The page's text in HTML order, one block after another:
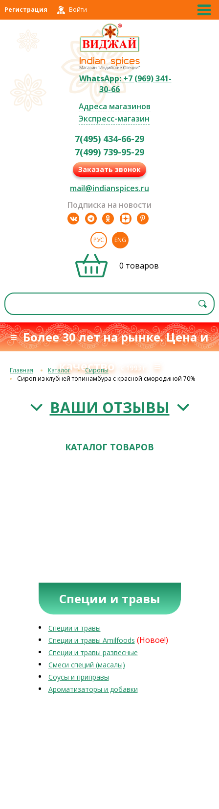
Регистрация Войти
WhatsApp: +7 (969) 341-
30-66
Адреса магазинов
Экспресс-магазин
7(495) 434-66-29
7(499) 739-95-29
Заказать звонок
mail@indianspices.ru
Подписка на новости
РУС ENG
0 товаров
≡ Более 30 лет на рынке. Цена и
качество
с 1993 г. ≡
Главная Каталог
Сиропы
Сироп из клубней топинамбура с красной смородиной 70%
ВАШИ ОТЗЫВЫ
КАТАЛОГ ТОВАРОВ
Специи и травы
Специи и травы
Специи и травы Amilfoods (Новое!)
Специи и травы развесные
Смеси специй (масалы)
Соусы и приправы
Ароматизаторы и добавки